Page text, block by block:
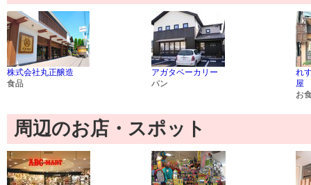
株式会社丸正醸造
食品
アガタベーカリー
パン
れ
屋
お
周辺のお店・スポット